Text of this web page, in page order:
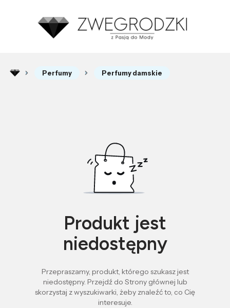
Perfumy Perfumy damskie
Produkt jest
niedostępny
Przepraszamy, produkt, którego szukasz jest
niedostępny. Przejdź do Strony głównej lub
skorzystaj z wyszukiwarki, żeby znaleźć to, co Cię
interesuje.